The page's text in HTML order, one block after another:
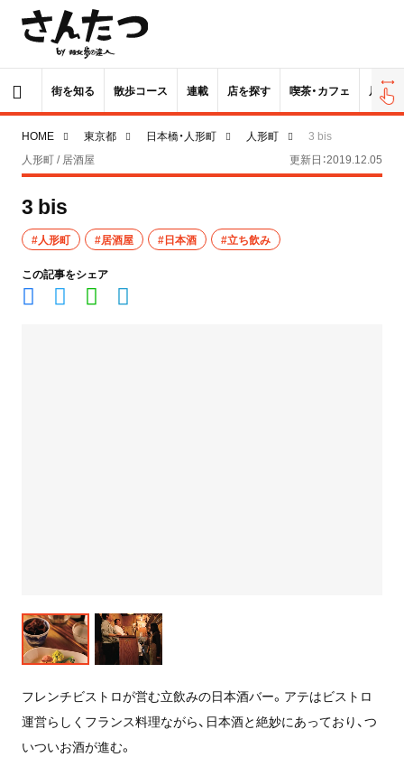
街を知る 散歩コース 連載 店を探す 喫茶・カフェ 居酒屋
HOME 東京都 日本橋・人形町 人形町
3 bis
人形町 / 居酒屋
更新日：2019.12.05
3 bis
#人形町 #居酒屋 #日本酒 #立ち飲み
この記事をシェア
フレンチビストロが営む立飲みの日本酒バー。アテはビストロ
運営らしくフランス料理ながら、日本酒と絶妙にあっており、つ
いついお酒が進む。